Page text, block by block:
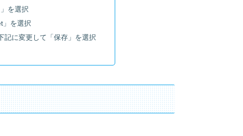
を選択
」を選択
記に変更して「保存」を選択